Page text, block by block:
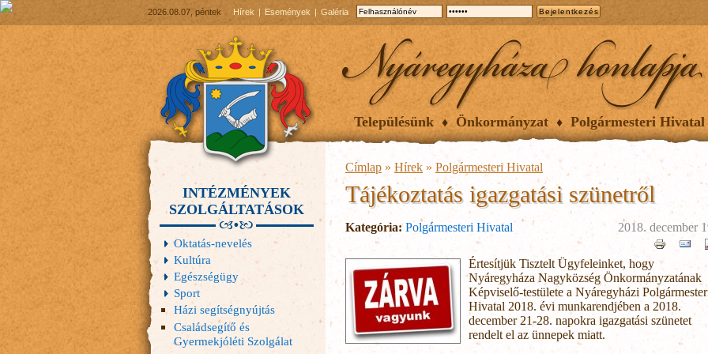
2026.08.07, péntek Hírek Események Galéria
Településünk Önkormányzat Polgármesteri Hivatal
Címlap » Hírek » Polgármesteri Hivatal
Tájékoztatás igazgatási szünetről
2018. december
Kategória:Polgármesteri Hivatal
Értesítjük Tisztelt Ügyfeleinket, hogy
Nyáregyháza Nagyközség Önkormányzatának
Képviselő-testülete a Nyáregyházi
Hivatal 2018. évi munkarendjében a 2018.
december 21-28. napokra igazgatási szünetet
rendelt el az ünnepek miatt.
INTÉZMÉNYEK
SZOLGÁLTATÁSOK
Oktatás-nevelés
Kultúra
Egészségügy
Sport
Házi segítségnyújtás
Családsegítő és
Gyermekjóléti Szolgálat